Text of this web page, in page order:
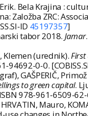
Erik. Bela Krajina :
Založba ZRC:
ID 45197357]
tabor 2018. Jamar
Klemen (urednik).First
94692-0-0.
GAŠPERIČ,
to green capital.
978-961-6509-62-
Mauro,